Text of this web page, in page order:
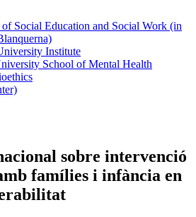
of Social Education and Social Work (in
Institute
School of Mental Health
sobre intervenció
famílies i infància en